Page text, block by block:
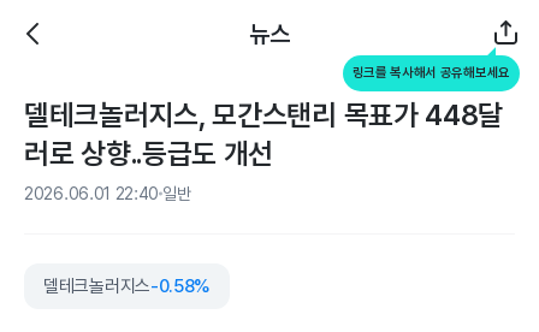
뉴스
링크를 복사해서 공유해보세요
델테크놀러지스, 모간스탠리 목표가 448달
러로 상향..등급도 개선
2026.06.01 22:40 일반
델테크놀러지스-0.58%